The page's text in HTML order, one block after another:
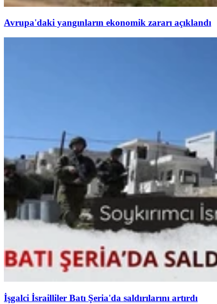
Avrupa'daki yangınların ekonomik zararı açıklandı
İşgalci İsrailliler Batı Şeria'da saldırılarını artırdı